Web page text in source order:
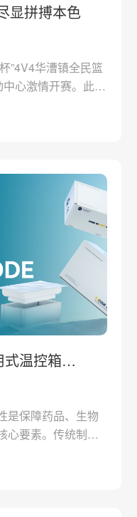
显拼搏本色
”4V4华漕镇全民篮
心激情开赛。此次
分为8组，每组3支
应、高效协作。上
自强不息”为口号，
温控箱
是保障药品、生物
心要素。传统制冷
日益增长的冷链